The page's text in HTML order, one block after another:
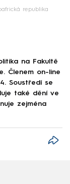
republika
na Fakultě
Členem on-line
Soustředí se
také dění ve
zejména